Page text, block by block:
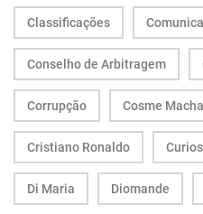
Classificações
Conselho de Arbitragem
Corrupção Cosme
Cristiano Ronaldo
Di Maria Diomande